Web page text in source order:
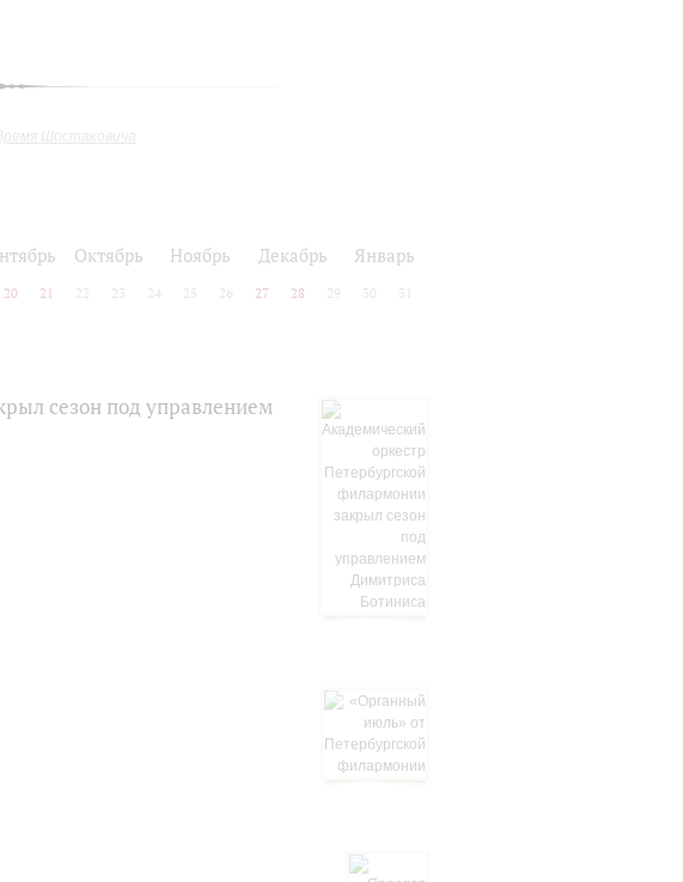
Шостаковича
Октябрь Ноябрь Декабрь Январь
20 21 22 23 24 25 26 27 28 29 30 31
сезон под управлением